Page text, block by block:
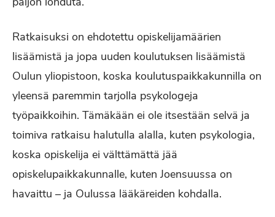
Ratkaisuksi on ehdotettu opiskelijamäärien
lisäämistä ja jopa uuden koulutuksen lisäämistä
Oulun yliopistoon, koska koulutuspaikkakunnilla on
yleensä paremmin tarjolla psykologeja
työpaikkoihin. Tämäkään ei ole itsestään selvä ja
toimiva ratkaisu halutulla alalla, kuten psykologia,
koska opiskelija ei välttämättä jää
opiskelupaikkakunnalle, kuten Joensuussa on
havaittu – ja Oulussa lääkäreiden kohdalla.